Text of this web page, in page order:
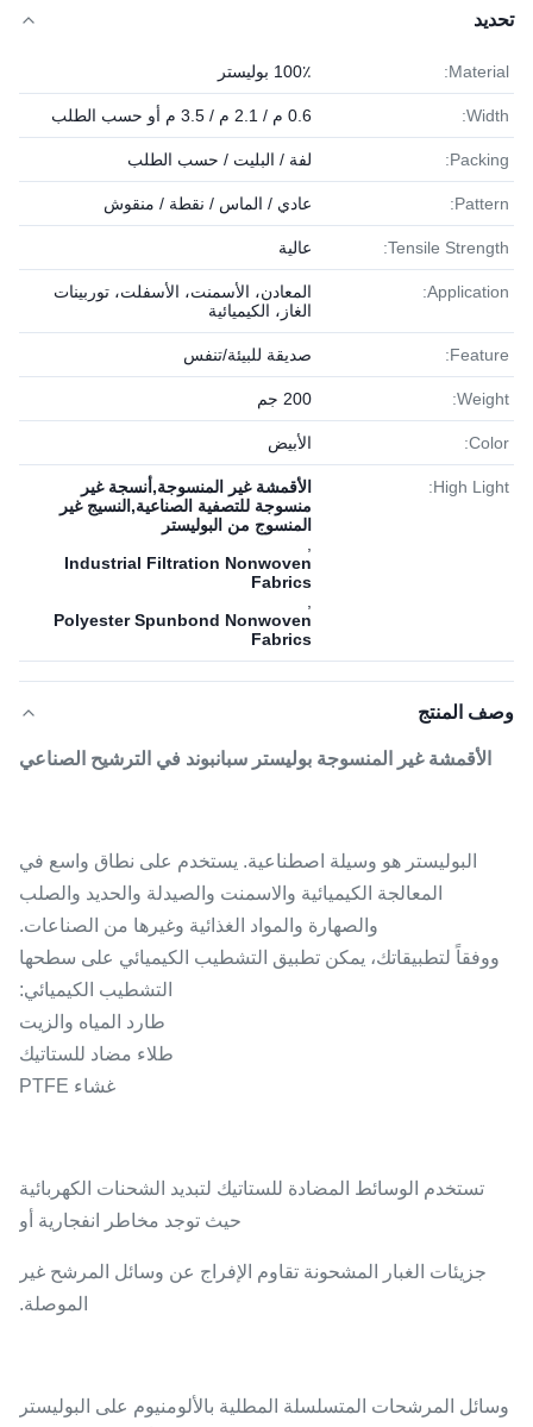
تحديد
Material: 100٪ بوليستر
Width: 0.6 م / 2.1 م / 3.5 م أو حسب الطلب
Packing: لفة / البليت / حسب الطلب
Pattern: عادي / الماس / نقطة / منقوش
Tensile Strength: عالية
Application:
المعادن، الأسمنت، الأسفلت، توربينات
الغاز، الكيميائية
Feature: صديقة للبيئة/تنفس
Weight: 200 جم
Color: الأبيض
High Light:
الأقمشة غير المنسوجة,أنسجة غير
منسوجة للتصفية الصناعية,النسيج غير
المنسوج من البوليستر
Industrial Filtration Nonwoven
Fabrics
Polyester Spunbond Nonwoven
Fabrics
وصف المنتج
الأقمشة غير المنسوجة بوليستر سبانبوند في الترشيح الصناعي
البوليستر هو وسيلة اصطناعية. يستخدم على نطاق واسع في
المعالجة الكيميائية والاسمنت والصيدلة والحديد والصلب
والصهارة والمواد الغذائية وغيرها من الصناعات.
ووفقاً لتطبيقاتك، يمكن تطبيق التشطيب الكيميائي على سطحها
التشطيب الكيميائي:
طارد المياه والزيت
طلاء مضاد للستاتيك
غشاء PTFE
تستخدم الوسائط المضادة للستاتيك لتبديد الشحنات الكهربائية
حيث توجد مخاطر انفجارية أو
جزيئات الغبار المشحونة تقاوم الإفراج عن وسائل المرشح غير
الموصلة.
وسائل المرشحات المتسلسلة المطلية بالألومنيوم على البوليستر